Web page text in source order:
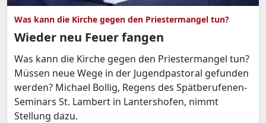
Was kann die Kirche gegen den Priestermangel tun?
Wieder neu Feuer fangen
Was kann die Kirche gegen den Priestermangel tun?
Müssen neue Wege in der Jugendpastoral gefunden
werden? Michael Bollig, Regens des Spätberufenen-
Seminars St. Lambert in Lantershofen, nimmt
Stellung dazu.